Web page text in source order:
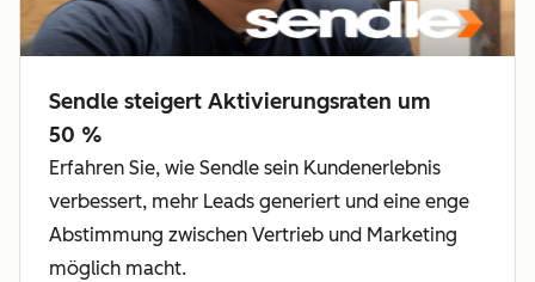
Sendle steigert Aktivierungsraten um
50 %
Erfahren Sie, wie Sendle sein Kundenerlebnis
verbessert, mehr Leads generiert und eine enge
Abstimmung zwischen Vertrieb und Marketing
möglich macht.